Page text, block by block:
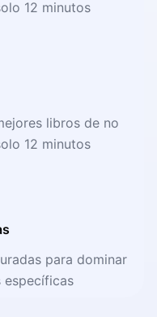
12 minutos
libros de no
12 minutos
para dominar
específicas